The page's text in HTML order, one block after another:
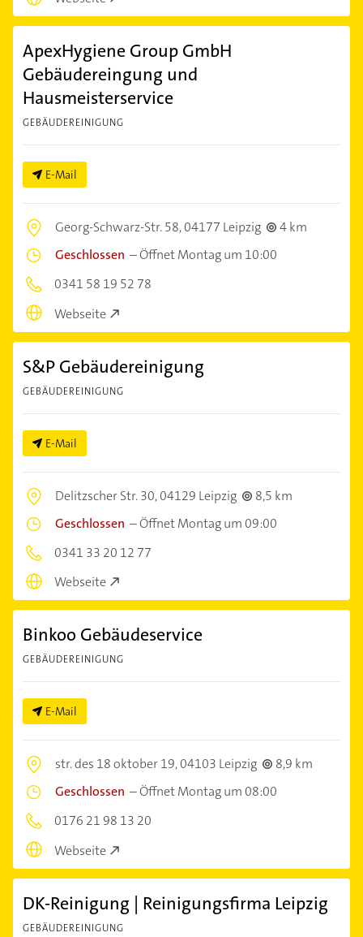
ApexHygiene Group GmbH
Gebäudereingung und
Hausmeisterservice
GEBÄUDEREINIGUNG
E-Mail
Georg-Schwarz-Str. 58,04177 Leipzig
4 km
Geschlossen –Öffnet Montag um 10:00
0341 58 19 52 78
Webseite
S&P Gebäudereinigung
GEBÄUDEREINIGUNG
E-Mail
Delitzscher Str. 30,04129 Leipzig
8,5 km
Geschlossen –Öffnet Montag um 09:00
0341 33 20 12 77
Webseite
Binkoo Gebäudeservice
GEBÄUDEREINIGUNG
E-Mail
str. des 18 oktober 19,04103 Leipzig
8,9 km
Geschlossen –Öffnet Montag um 08:00
0176 21 98 13 20
Webseite
DK-Reinigung | Reinigungsfirma Leipzig
GEBÄUDEREINIGUNG